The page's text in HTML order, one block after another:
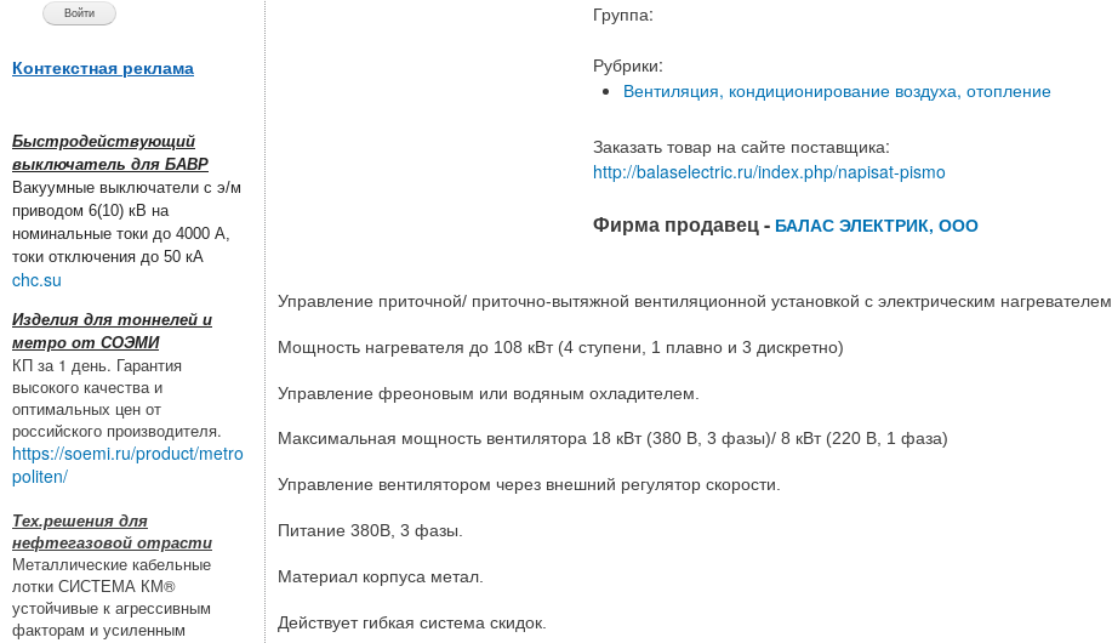
Контекстная реклама
Быстродействующий
выключатель для БАВР
Вакуумные выключатели с э/м
приводом 6(10) кВ на
номинальные токи до 4000 А,
токи отключения до 50 кА
chc.su
Изделия для тоннелей и
метро от СОЭМИ
КП за 1 день. Гарантия
высокого качества и
оптимальных цен от
российского производителя.
https://soemi.ru/product/metro
politen/
Тех.решения для
нефтегазовой отрасти
Металлические кабельные
лотки СИСТЕМА КМ®
устойчивые к агрессивным
факторам и усиленным
Группа:
Рубрики:
Вентиляция, кондиционирование воздуха, отопление
Заказать товар на сайте поставщика:
http://balaselectric.ru/index.php/napisat-pismo
Фирма продавец - БАЛАС ЭЛЕКТРИК, ООО
Управление приточной/ приточно-вытяжной вентиляционной установкой с электрическим нагревателем.
Мощность нагревателя до 108 кВт (4 ступени, 1 плавно и 3 дискретно)
Управление фреоновым или водяным охладителем.
Максимальная мощность вентилятора 18 кВт (380 В, 3 фазы)/ 8 кВт (220 В, 1 фаза)
Управление вентилятором через внешний регулятор скорости.
Питание 380В, 3 фазы.
Материал корпуса метал.
Действует гибкая система скидок.